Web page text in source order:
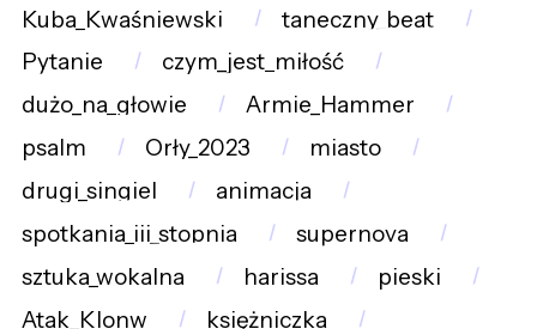
Kuba_Kwaśniewski
taneczny_beat
Pytanie
czym_jest_miłość
dużo_na_głowie
Armie_Hammer
psalm
Orły_2023
miasto
drugi_singiel
animacja
spotkania_iii_stopnia
supernova
sztuka_wokalna
harissa
pieski
Atak_Klonw
księżniczka